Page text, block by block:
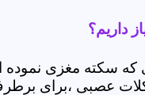
داریم؟
که سکته مغزی
عصبی ،برای